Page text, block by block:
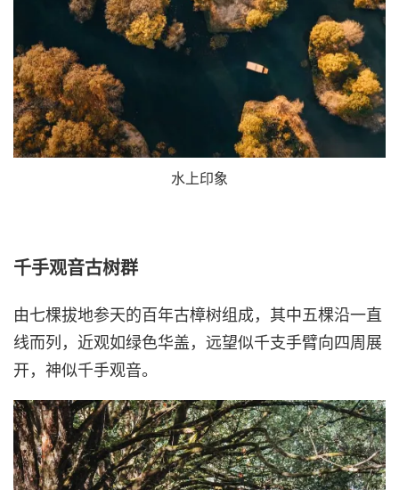
水上印象
千手观音古树群
由七棵拔地参天的百年古樟树组成，其中五棵沿一直
线而列，近观如绿色华盖，远望似千支手臂向四周展
开，神似千手观音。